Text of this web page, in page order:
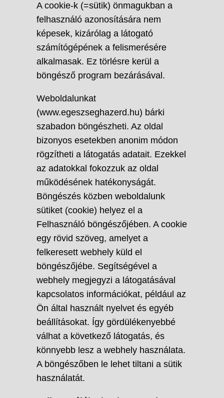
A cookie-k (=sütik) önmagukban a
felhasználó azonosítására nem
képesek, kizárólag a látogató
számítógépének a felismerésére
alkalmasak. Ez törlésre kerül a
böngésző program bezárásával.
Weboldalunkat
(www.egeszseghazerd.hu) bárki
szabadon böngészheti. Az oldal
bizonyos esetekben anonim módon
rögzítheti a látogatás adatait. Ezekkel
az adatokkal fokozzuk az oldal
működésének hatékonyságát.
Böngészés közben weboldalunk
sütiket (cookie) helyez el a
Felhasználó böngészőjében. A cookie
egy rövid szöveg, amelyet a
felkeresett webhely küld el
böngészőjébe. Segítségével a
webhely megjegyzi a látogatásával
kapcsolatos információkat, például az
Ön által használt nyelvet és egyéb
beállításokat. Így gördülékenyebbé
válhat a következő látogatás, és
könnyebb lesz a webhely használata.
A böngészőben le lehet tiltani a sütik
használatát.